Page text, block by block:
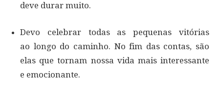
deve durar muito.
Devo celebrar todas as pequenas vitórias
ao longo do caminho. No fim das contas, são
elas que tornam nossa vida mais interessante
e emocionante.